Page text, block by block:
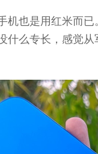
机也是用红米而
什么专长，感觉